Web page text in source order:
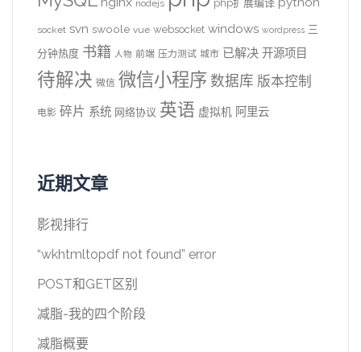
nodejs php扩展编译
socket svn swoole vue websocket windows wordpress 三
分钟热度 书籍 人物 前端 压力测试 城市 已解决 开源项目
待解决 微信 微信小程序 数据库 版本控制
电影 碎片 系统 网络协议 英语 虚拟机 阿里云
近期文章
影视排行
“wkhtmltopdf not found” error
POST和GET区别
减脂-我的四个阶段
减脂概要